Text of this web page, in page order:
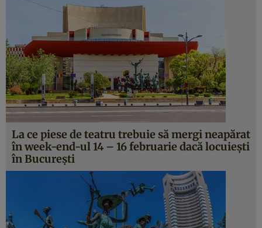
La ce piese de teatru trebuie să mergi neapărat
în week-end-ul 14 – 16 februarie dacă locuieşti
în Bucureşti